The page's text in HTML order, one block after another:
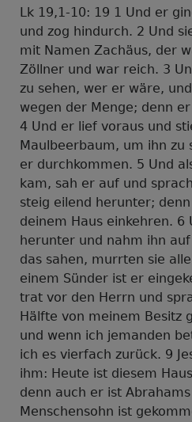
Lk 19,1-10: 19 1 Und er
und zog hindurch. 2 Und
mit Namen Zachäus, der
Zöllner und war reich. 3
zu sehen, wer er wäre,
wegen der Menge; denn
4 Und er lief voraus und
Maulbeerbaum, um ihn zu
er durchkommen. 5 Und
kam, sah er auf und
steig eilend herunter;
deinem Haus einkehren. 6
herunter und nahm ihn
das sahen, murrten sie
einem Sünder ist er
trat vor den Herrn und
Hälfte von meinem Besitz
und wenn ich jemanden
ich es vierfach zurück. 9
ihm: Heute ist diesem
denn auch er ist
Menschensohn ist